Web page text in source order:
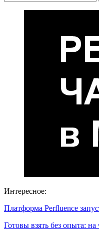
Интересное:
Платформа Perfluence
Готовы взять без опыта: